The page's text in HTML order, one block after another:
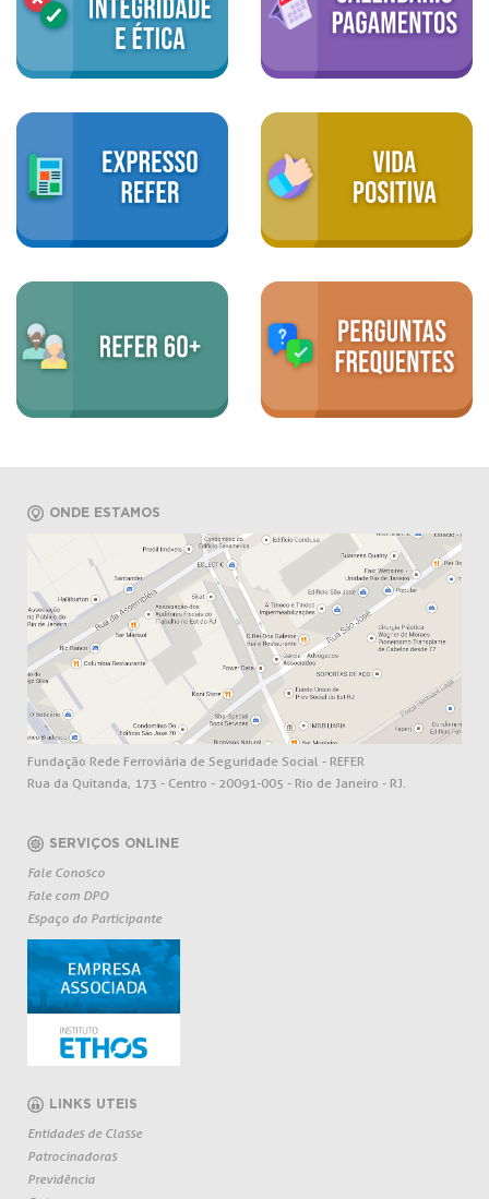
ONDE ESTAMOS
Fundação Rede Ferroviária de Seguridade Social - REFER
Rua da Quitanda, 173 - Centro - 20091-005 - Rio de Janeiro - RJ.
SERVIÇOS ONLINE
Fale Conosco
Fale com DPO
Espaço do Participante
LINKS UTEIS
Entidades de Classe
Patrocinadoras
Previdência